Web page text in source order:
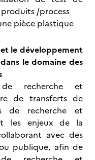
/process
pièce plastique
le développement
le domaine des
recherche et
de transferts de
de recherche et
les enjeux de la
avec des
publique, afin de